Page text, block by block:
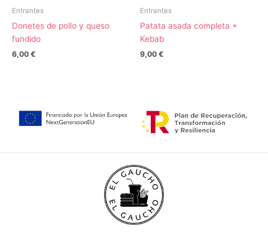
Entrantes
Donetes de pollo y queso
fundido
6,00 €
Entrantes
Patata asada completa +
Kebab
9,00 €